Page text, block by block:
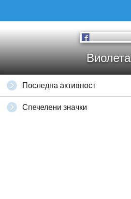
Виолета
Последна активност
Спечелени значки